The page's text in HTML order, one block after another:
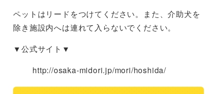
ペットはリードをつけてください。また、介助犬を
除き施設内へは連れて入らないでください。
▼公式サイト▼
http://osaka-midori.jp/mori/hoshida/